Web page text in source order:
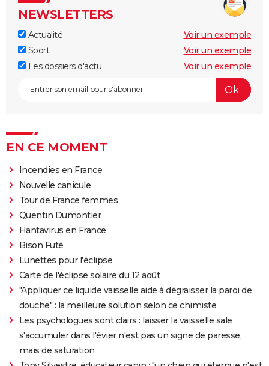
NEWSLETTERS
Actualité
Voir un exemple
Sport
Voir un exemple
Les dossiers d'actu
Voir un exemple
EN CE MOMENT
Incendies en France
Nouvelle canicule
Tour de France femmes
Quentin Dumontier
Hantavirus en France
Bison Futé
Lunettes pour l'éclipse
Carte de l'éclipse solaire du 12 août
"Appliquer ce liquide vaisselle aide à dégraisser la paroi de
douche" : la meilleure solution selon ce chimiste
Les psychologues sont clairs : laisser la vaisselle sale
s'accumuler dans l'évier n'est pas un signe de paresse,
mais de saturation